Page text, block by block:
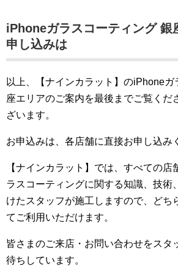
iPhoneガラスコーティング 銀
申し込みは
以上、【ナインカラット】のiPhoneガ
座エリアのご案内を最後までご覧くだ
ざいます。
お申込みは、各店舗に直接お申し込み
【ナインカラット】では、すべての
ラスコーティングに関する知識、技術
けたスタッフが施工しますので、どち
てご利用いただけます。
皆さまのご来店・お問い合わせをスタ
待ちしています。